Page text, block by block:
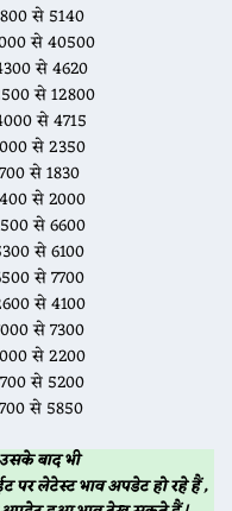
से 5140
से 40500
से 4620
से 12800
से 4715
से 2350
से 1830
से 2000
से 6600
से 6100
से 7700
से 4100
से 7300
से 2200
से 5200
से 5850
बाद भी
पर लेटेस्ट भाव अपडेट हो रहे हैं ,